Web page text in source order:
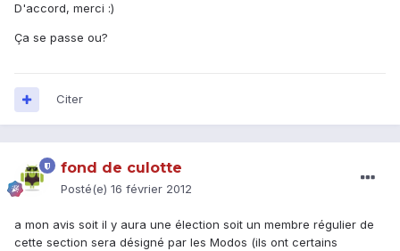
D'accord, merci :)
Ça se passe ou?
Citer
fond de culotte
Posté(e) 16 février 2012
a mon avis soit il y aura une élection soit un membre régulier de
cette section sera désigné par les Modos (ils ont certains